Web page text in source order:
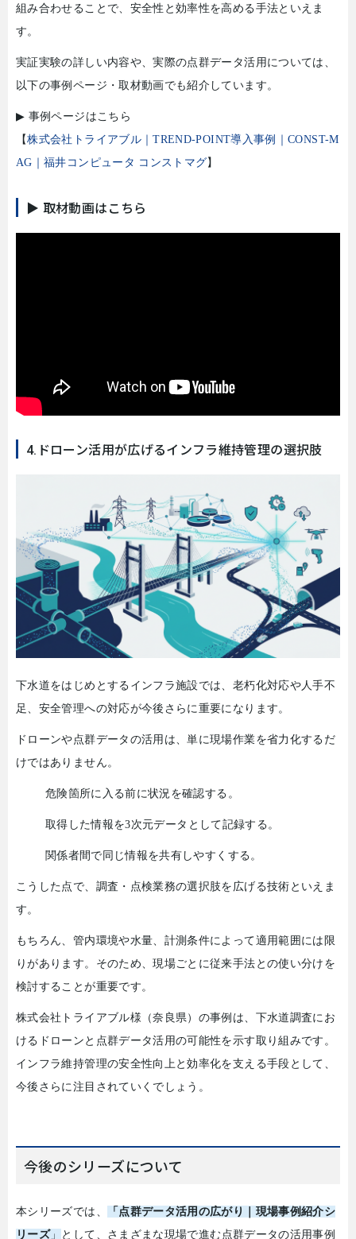
組み合わせることで、安全性と効率性を高める手法といえま
す。
実証実験の詳しい内容や、実際の点群データ活用については、
以下の事例ページ・取材動画でも紹介しています。
▶ 事例ページはこちら
【株式会社トライアブル｜TREND-POINT導入事例｜CONST-M
AG｜福井コンピュータ コンストマグ】
▶ 取材動画はこちら
4.ドローン活用が広げるインフラ維持管理の選択肢
下水道をはじめとするインフラ施設では、老朽化対応や人手不
足、安全管理への対応が今後さらに重要になります。
ドローンや点群データの活用は、単に現場作業を省力化するだ
けではありません。
危険箇所に入る前に状況を確認する。
取得した情報を3次元データとして記録する。
関係者間で同じ情報を共有しやすくする。
こうした点で、調査・点検業務の選択肢を広げる技術といえま
す。
もちろん、管内環境や水量、計測条件によって適用範囲には限
りがあります。そのため、現場ごとに従来手法との使い分けを
検討することが重要です。
株式会社トライアブル様（奈良県）の事例は、下水道調査にお
けるドローンと点群データ活用の可能性を示す取り組みです。
インフラ維持管理の安全性向上と効率化を支える手段として、
今後さらに注目されていくでしょう。
今後のシリーズについて
本シリーズでは、
「点群データ活用の広がり｜現場事例紹介シ
リーズ」 として、さまざまな現場で進む点群データの活用事例